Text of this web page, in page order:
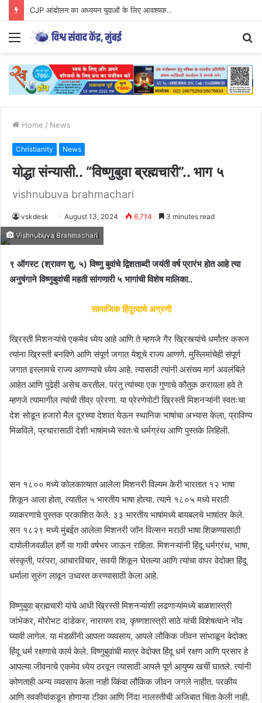
CJP आंदोलन का अध्ययन युवाओं के लिए आवश्यक..
Menu
Home / News
Christianity News
योद्धा संन्यासी.. “विष्णुबुवा ब्रह्मचारी”.. भाग ५
vishnubuva brahmachari
vskdesk August 13, 2024 6,714 3 minutes read
Vishnubuva Brahmachari
९ ऑगस्ट (श्रावण शु. ५) विष्णु बुवांचे द्विशताब्दी जयंती वर्ष प्रारंभ होत आहे त्या
अनुषंगाने विष्णुबुवांची महती सांगणारी ५ भागांची विशेष मालिका..
सामाजिक हिंदुत्वाचे अग्रणी
ख्रिस्ती मिशनऱ्यांचे एकमेव ध्येय आहे आणि ते म्हणजे गैर ख्रिस्त्यांचे धर्मांतर करून
त्यांना ख्रिस्ती बनविणे आणि संपूर्ण जगात येशूचे राज्य आणणे. मुस्लिमांचेही संपूर्ण
जगात इस्लामचे राज्य आणण्याचे ध्येय आहे. त्यासाठी त्यांनी असंख्य मार्ग अवलंबिले
आहेत आणि पुढेही असेच करतील. परंतु त्यांच्या एक गुणाचे कौतुक करायला हवे ते
म्हणजे त्यामागील त्यांची तीव्र प्रेरणा. या प्रेरणेपोटी ख्रिस्ती मिशनऱ्यांनी स्वतःचा
देश सोडून हजारो मैल दूरच्या देशात येऊन स्थानिक भाषांचा अभ्यास केला, प्राविण्य
मिळविले, प्रचारासाठी देशी भाषांमध्ये स्वतःचे धर्मग्रंथ आणि पुस्तके लिहिली.
सन १८०० मध्ये कोलकात्यात आलेला मिशनरी विल्यम केरी भारतात १२ भाषा
शिकून आला होता, त्यातील ५ भारतीय भाषा होत्या. त्याने १८०५ मध्ये मराठी
व्याकरणाचे पुस्तक प्रकाशित केले. ३३ भारतीय भाषांमध्ये बायबलचे भाषांतर केले.
सन १८२९ मध्ये मुंबईत आलेला मिशनरी जॉन विल्सन मराठी भाषा शिकण्यासाठी
दापोलीजवळील हर्णे या गावी वर्षभर जाऊन राहिला. मिशनऱ्यांनी हिंदू धर्मग्रंथ, भाषा,
संस्कृती, परंपरा, आचारविचार, सवयी शिकून घेतल्या आणि त्यांचा वापर वेदोक्त हिंदू
धर्माला सुरुंग लावून उध्वस्त करण्यासाठी केला आहे.
विष्णुबुवा ब्रह्मचारी यांचे आधी ख्रिस्ती मिशनऱ्यांशी लढणाऱ्यांमध्ये बाळशास्त्री
जांभेकर, मोरोभट दांडेकर, नारायण राव, कृष्णशास्त्री साठे यांची विशेषत्वाने नोंद
घ्यावी लागेल. या मंडळींनी आपला व्यवसाय, आपले लौकिक जीवन सांभाळून वेदोक्त
हिंदू धर्म रक्षणाचे कार्य केले. विष्णुबुवांची मात्र वेदोक्त हिंदू धर्म रक्षण आणि प्रसार हे
आपल्या जीवनाचे एकमेव ध्येय ठरवून त्यासाठी आपले पूर्ण आयुष्य खर्ची घातले. त्यांनी
कोणताही अन्य व्यवसाय केला नाही व्किंवा लौकिक जीवन जगले नाहीत. परकीय
आणि स्वकीयांकडून होणाऱ्या टीका आणि निंदा नालस्तीची अजिबात चिंता केली नाही.